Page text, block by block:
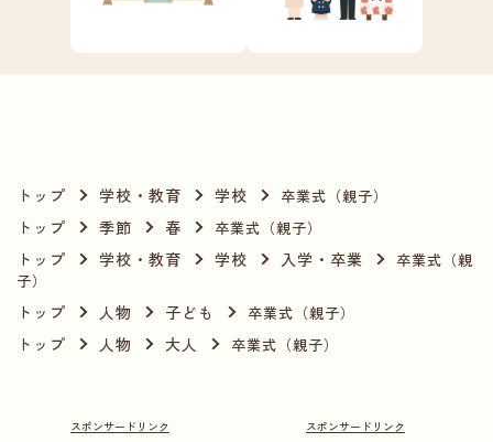
トップ 学校・教育 学校 卒業式（親子）
トップ 季節 春 卒業式（親子）
トップ 学校・教育 学校 入学・卒業
卒業式（親
子）
トップ 人物 子ども 卒業式（親子）
トップ 人物 大人 卒業式（親子）